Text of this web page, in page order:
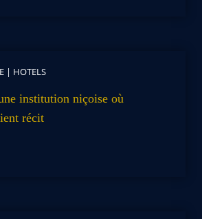
| HOTELS
institution niçoise où
récit